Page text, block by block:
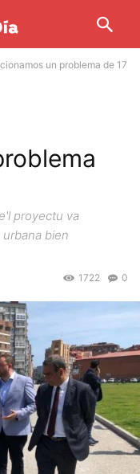
un problema de 17
proyectu va
bien
0
1722